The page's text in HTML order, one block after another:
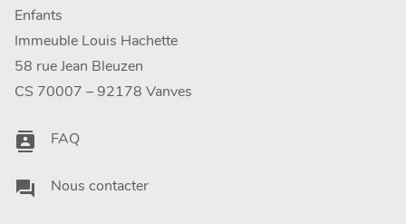
Enfants
Immeuble Louis Hachette
58 rue Jean Bleuzen
CS 70007 – 92178 Vanves
contacts FAQ
question_answer Nous contacter